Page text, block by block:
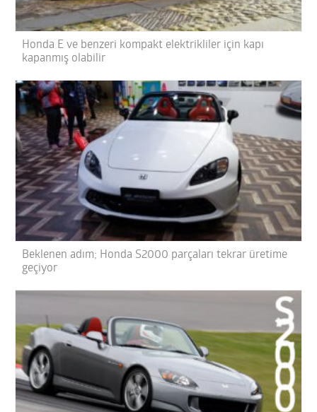
Honda E ve benzeri kompakt elektrikliler için kapı
kapanmış olabilir
Beklenen adım; Honda S2000 parçaları tekrar üretime
geçiyor